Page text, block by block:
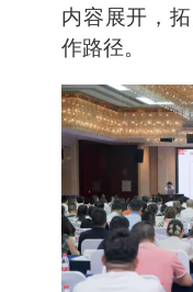
内容展开，
作路径。